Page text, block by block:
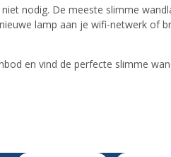
nodig. De meeste slimme
lamp aan je wifi-netwerk of
en vind de perfecte slimme